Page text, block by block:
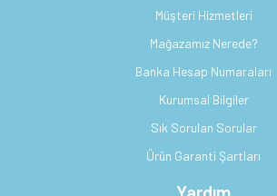
Müşteri Hizmetleri
Mağazamız Nerede?
Banka Hesap Numaraları
Kurumsal Bilgiler
Sık Sorulan Sorular
Ürün Garanti Şartları